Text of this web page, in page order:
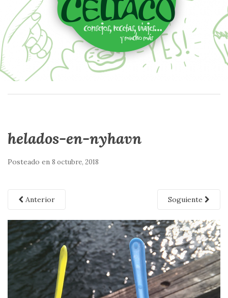
helados-en-nyhavn
Posteado en 8 octubre, 2018
Anterior Soguiente